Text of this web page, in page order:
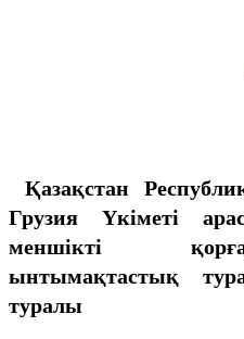
Қазақстан
Грузия Үкіметі
меншікті
ынтымақтастық
туралы